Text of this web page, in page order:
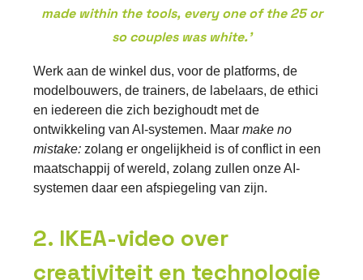
made within the tools, every one of the 25 or
so couples was white.’
Werk aan de winkel dus, voor de platforms, de
modelbouwers, de trainers, de labelaars, de ethici
en iedereen die zich bezighoudt met de
ontwikkeling van AI-systemen. Maar make no
mistake: zolang er ongelijkheid is of conflict in een
maatschappij of wereld, zolang zullen onze AI-
systemen daar een afspiegeling van zijn.
2. IKEA-video over
creativiteit en technologie